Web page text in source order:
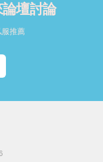
壇討論
服推薦